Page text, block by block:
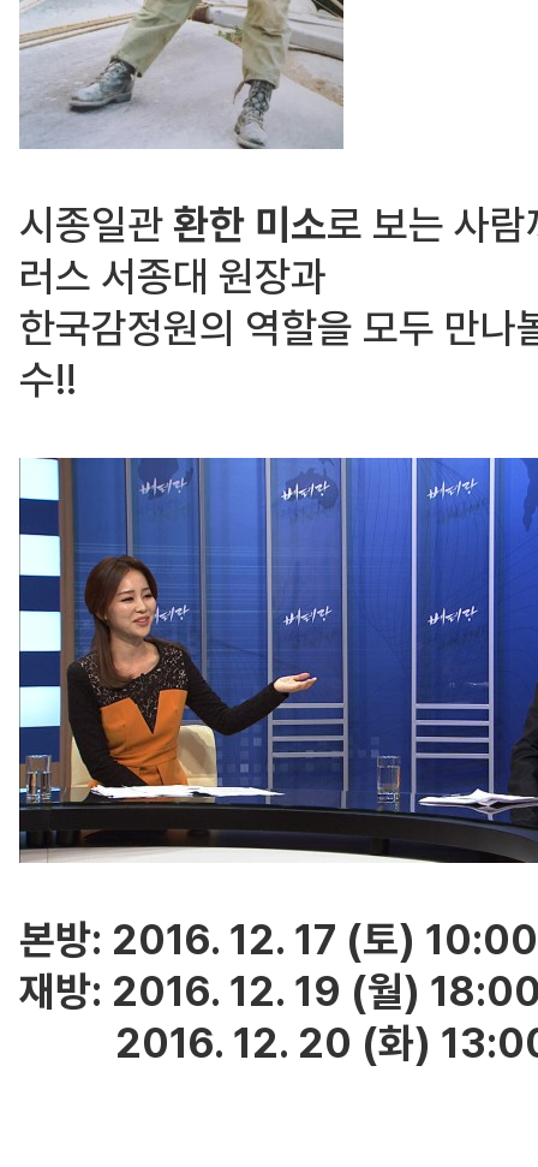
시종일관환한 미소로 보는 사
러스 서종대 원장과
한국감정원의 역할을 모두 만나
수!!
본방: 2016. 12. 17 (토) 10:00
재방: 2016. 12. 19 (월)
2016. 12. 20 (화)